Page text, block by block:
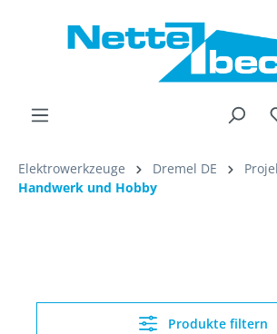
Elektrowerkzeuge Dremel DE
Handwerk und Hobby
Produkte filtern